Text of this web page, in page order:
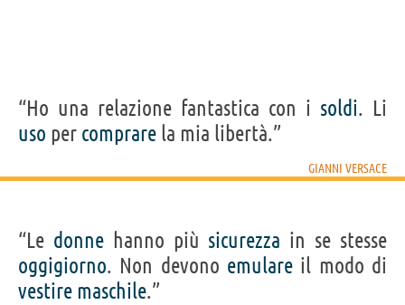
“Ho una relazione fantastica con i soldi. Li
uso per comprare la mia libertà.”
GIANNI VERSACE
“Le donnehanno più sicurezza in se stesse
oggigiorno. Non devono emulare il modo di
vestire maschile.”